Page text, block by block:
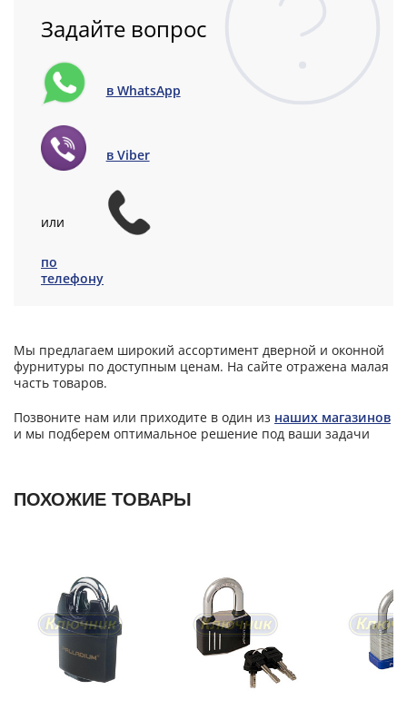
Задайте вопрос
в WhatsApp
в Viber
или
по
телефону
Мы предлагаем широкий ассортимент дверной и оконной
фурнитуры по доступным ценам. На сайте отражена малая
часть товаров.
Позвоните нам или приходите в один из наших магазинов
и мы подберем оптимальное решение под ваши задачи
ПОХОЖИЕ ТОВАРЫ